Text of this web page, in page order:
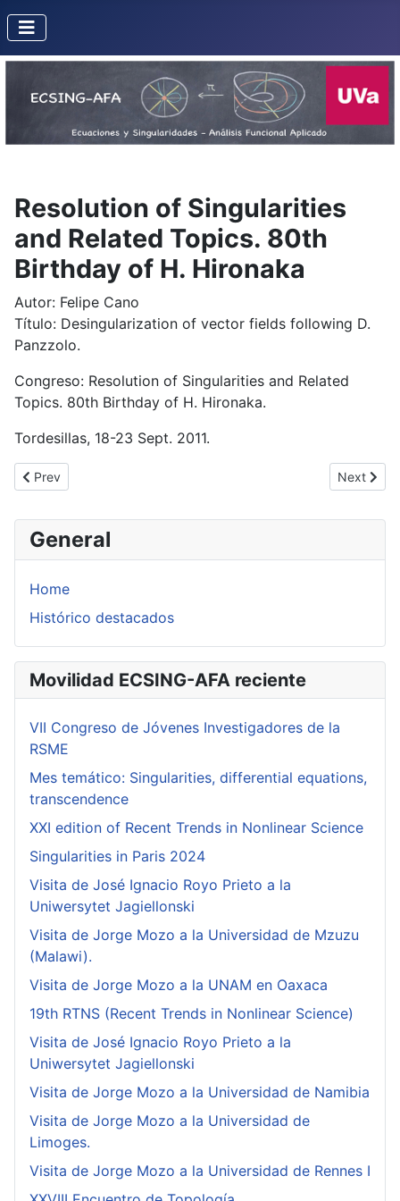
General
Home
Histórico destacados
Movilidad ECSING-AFA reciente
VII Congreso de Jóvenes Investigadores de la
RSME
Mes temático: Singularities, differential equations,
transcendence
XXI edition of Recent Trends in Nonlinear Science
Singularities in Paris 2024
Visita de José Ignacio Royo Prieto a la
Uniwersytet Jagiellonski
Visita de Jorge Mozo a la Universidad de Mzuzu
(Malawi).
Visita de Jorge Mozo a la UNAM en Oaxaca
19th RTNS (Recent Trends in Nonlinear Science)
Visita de José Ignacio Royo Prieto a la
Uniwersytet Jagiellonski
Visita de Jorge Mozo a la Universidad de Namibia
Visita de Jorge Mozo a la Universidad de
Limoges.
Visita de Jorge Mozo a la Universidad de Rennes I
Resolution of Singularities
and Related Topics. 80th
Birthday of H. Hironaka
Autor: Felipe Cano
Título: Desingularization of vector fields following D.
Panzzolo.
Congreso: Resolution of Singularities and Related
Topics. 80th Birthday of H. Hironaka.
Tordesillas, 18-23 Sept. 2011.
Previous article: Resolution of Singularities and Related Topics.
Prev Next
Next